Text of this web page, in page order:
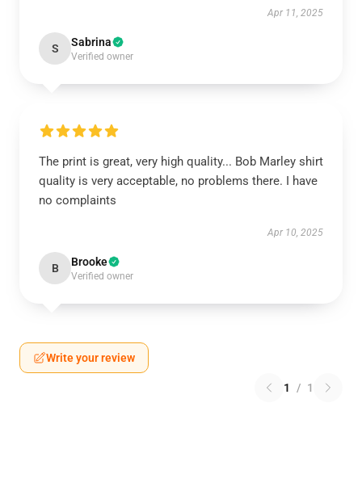
Apr 11, 2025
S Sabrina
Verified owner
The print is great, very high quality... Bob Marley shirt
quality is very acceptable, no problems there. I have
no complaints
Apr 10, 2025
B Brooke
Verified owner
Write your review
1 / 1